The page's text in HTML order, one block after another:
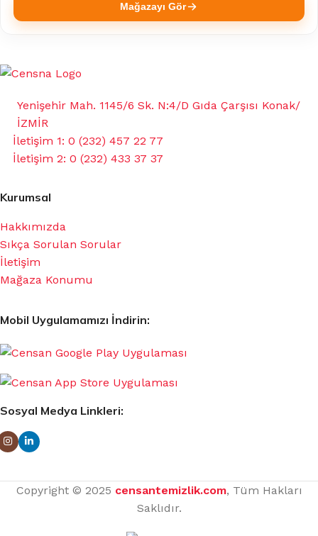
Mağazayı Gör
Yenişehir Mah. 1145/6 Sk. N:4/D Gıda Çarşısı Konak/
İZMİR
İletişim 1: 0 (232) 457 22 77
İletişim 2: 0 (232) 433 37 37
Kurumsal
Hakkımızda
Sıkça Sorulan Sorular
İletişim
Mağaza Konumu
Mobil Uygulamamızı İndirin:
Sosyal Medya Linkleri:
Copyright © 2025 censantemizlik.com, Tüm Hakları
Saklıdır.